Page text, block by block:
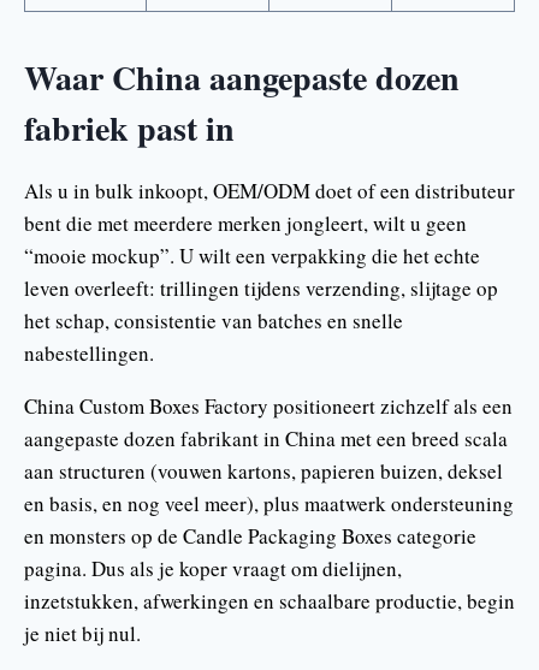
Waar China aangepaste dozen
fabriek past in
Als u in bulk inkoopt, OEM/ODM doet of een distributeur
bent die met meerdere merken jongleert, wilt u geen
“mooie mockup”. U wilt een verpakking die het echte
leven overleeft: trillingen tijdens verzending, slijtage op
het schap, consistentie van batches en snelle
nabestellingen.
China Custom Boxes Factory positioneert zichzelf als een
aangepaste dozen fabrikant in China met een breed scala
aan structuren (vouwen kartons, papieren buizen, deksel
en basis, en nog veel meer), plus maatwerk ondersteuning
en monsters op de Candle Packaging Boxes categorie
pagina. Dus als je koper vraagt om dielijnen,
inzetstukken, afwerkingen en schaalbare productie, begin
je niet bij nul.